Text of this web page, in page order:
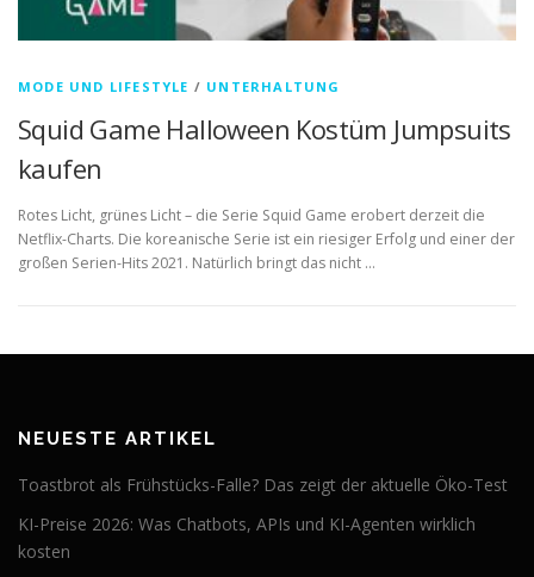
MODE UND LIFESTYLE / UNTERHALTUNG
Squid Game Halloween Kostüm Jumpsuits
kaufen
Rotes Licht, grünes Licht – die Serie Squid Game erobert derzeit die
Netflix-Charts. Die koreanische Serie ist ein riesiger Erfolg und einer der
großen Serien-Hits 2021. Natürlich bringt das nicht …
NEUESTE ARTIKEL
Toastbrot als Frühstücks-Falle? Das zeigt der aktuelle Öko-Test
KI-Preise 2026: Was Chatbots, APIs und KI-Agenten wirklich
kosten